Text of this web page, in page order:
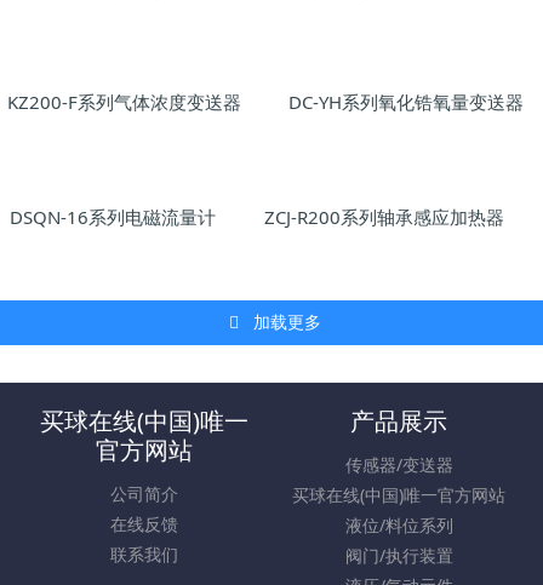
KZ200-F系列气体浓度变送器 DC-YH系列氧化锆氧量变送器
DSQN-16系列电磁流量计 ZCJ-R200系列轴承感应加热器
加载更多
买球在线(中国)唯一
官方网站
公司简介
在线反馈
联系我们
产品展示
传感器/变送器
买球在线(中国)唯一官方网站
液位/料位系列
阀门/执行装置